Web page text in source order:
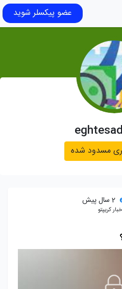
عضو پیکسلر شوید
مسدود شده
2 سال پیش
کریپتو